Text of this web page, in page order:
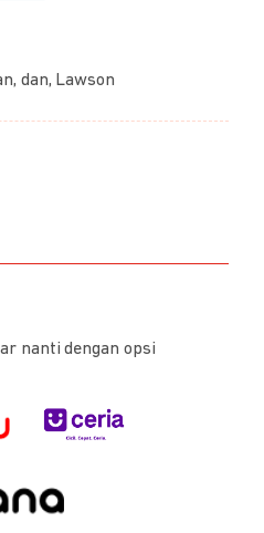
dan, Lawson
nanti dengan opsi